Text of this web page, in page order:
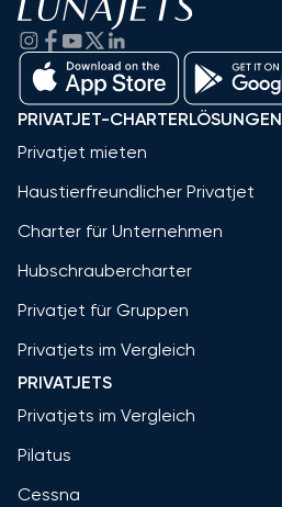
PRIVATJET-CHARTERLÖSUNGEN
Privatjet mieten
Haustierfreundlicher Privatjet
Charter für Unternehmen
Hubschraubercharter
Privatjet für Gruppen
Privatjets im Vergleich
PRIVATJETS
Privatjets im Vergleich
Pilatus
Cessna